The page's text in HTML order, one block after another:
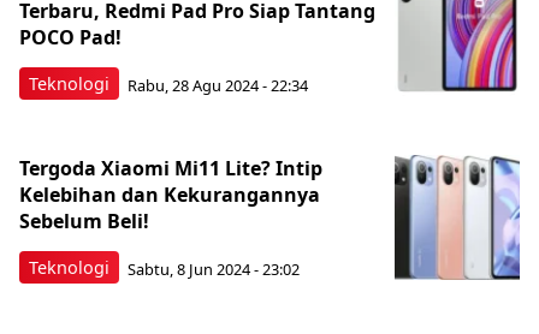
Teknologi
Terbaru, Redmi Pad Pro Siap Tantang
POCO Pad!
Rabu, 28 Agu 2024 - 22:34
Teknologi
Tergoda Xiaomi Mi11 Lite? Intip
Kelebihan dan Kekurangannya
Sebelum Beli!
Sabtu, 8 Jun 2024 - 23:02